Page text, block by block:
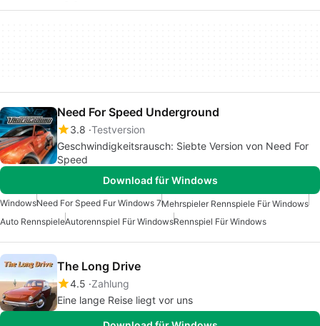
Need For Speed Underground
3.8 Testversion
Geschwindigkeitsrausch: Siebte Version von Need For
Speed
Download für Windows
WindowsNeed For Speed Fur Windows 7Mehrspieler Rennspiele Für Windows
Auto RennspieleAutorennspiel Für WindowsRennspiel Für Windows
The Long Drive
4.5 Zahlung
Eine lange Reise liegt vor uns